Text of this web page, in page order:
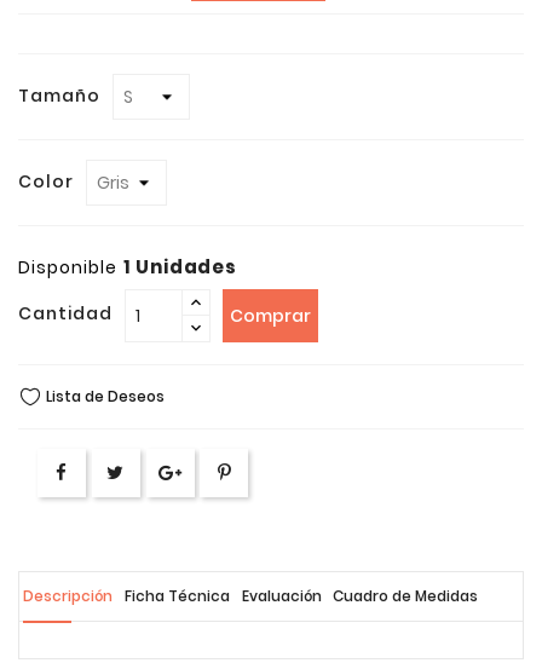
Tamaño
Color
Disponible 1 Unidades
Cantidad Comprar
Lista de Deseos
Descripción Ficha Técnica Evaluación Cuadro de Medidas